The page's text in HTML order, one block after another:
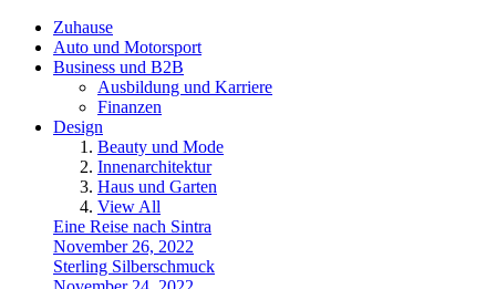
Zuhause
Auto und Motorsport
Business und B2B
Ausbildung und Karriere
Finanzen
Design
Beauty und Mode
Innenarchitektur
Haus und Garten
View All
Eine Reise nach Sintra
November 26, 2022
Sterling Silberschmuck